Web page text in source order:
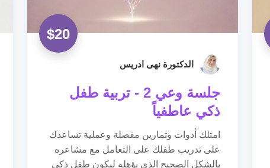
$20
الدكتورة نهى ادريس
جلسة وعي 2 - تربية طفل
ذكي عاطفياً
امتلك أدوات وتمارين مفصلة وعملية تساعدك
على تدريب طفلك على التعامل مع مشاعره
بالشكل الصحيح الذي يؤهله ليكون طفل ذكي